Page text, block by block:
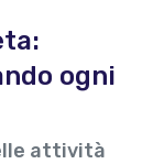
ogni
attività